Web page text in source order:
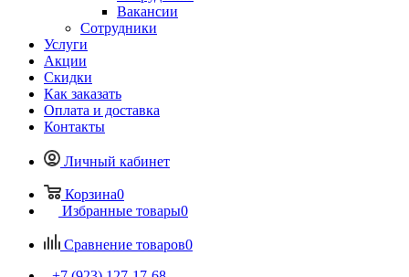
Вакансии
Сотрудники
Услуги
Акции
Скидки
Как заказать
Оплата и доставка
Контакты
Личный кабинет
Корзина0
Избранные товары0
Сравнение товаров0